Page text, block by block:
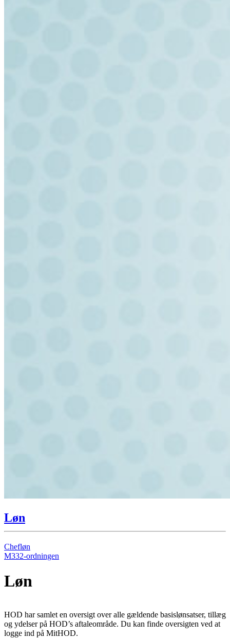
Løn
Chefløn
M332-ordningen
Løn
HOD har samlet en oversigt over alle gældende basislønsatser, tillæg
og ydelser på HOD’s aftaleområde. Du kan finde oversigten ved at
logge ind på MitHOD.